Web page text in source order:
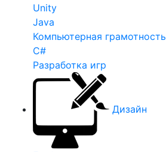
Unity
Java
Компьютерная грамотность
C#
Разработка игр
Дизайн